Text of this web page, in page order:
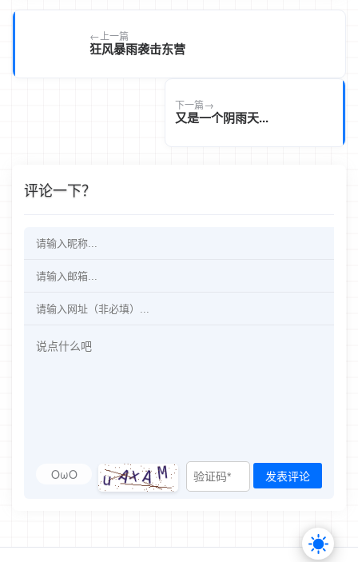
上一篇
狂风暴雨袭击东营
下一篇
又是一个阴雨天...
评论一下？
OωO 发表评论